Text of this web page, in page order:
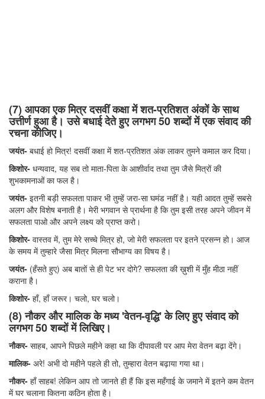
(7) आपका एक मित्र दसवीं कक्षा में शत-प्रतिशत अंकों के साथ
उत्तीर्ण हुआ है। उसे बधाई देते हुए लगभग 50 शब्दों में एक संवाद की
रचना कीजिए।
जयंत- बधाई हो मित्र! दसवीं कक्षा में शत-प्रतिशत अंक लाकर तुमने कमाल कर दिया।
किशोर- धन्यवाद, यह सब तो माता-पिता के आशीर्वाद तथा तुम जैसे मित्रों की
शुभकामनाओं का फल है।
जयंत- इतनी बड़ी सफलता पाकर भी तुम्हें जरा-सा घमंड नहीं है। यही आदत तुम्हें सबसे
अलग और विशेष बनाती है। मेरी भगवान से प्रार्थना है कि तुम इसी तरह अपने जीवन में
सफलता पाओ और अपने लक्ष्य को प्राप्त करो।
किशोर- वास्तव में, तुम मेरे सच्चे मित्र हो, जो मेरी सफलता पर इतने प्रसन्न हो। आज
के समय में तुम्हारे जैसा मित्र मिलना सौभाग्य का विषय है।
जयंत- (हँसते हुए) अब बातों से ही पेट भर दोगे? सफलता की ख़ुशी में मुँह मीठा नहीं
कराना है।
किशोर- हाँ, हाँ जरूर। चलो, घर चलो।
(8) नौकर और मालिक के मध्य 'वेतन-वृद्धि' के लिए हुए संवाद को
लगभग 50 शब्दों में लिखिए।
नौकर- साहब, आपने पिछले महीने कहा था कि दीपावली पर आप मेरा वेतन बढ़ा देंगे।
मालिक- अरे! अभी दो महीने पहले ही तो, तुम्हारा वेतन बढ़ाया गया था।
नौकर- हाँ साहब! लेकिन आप तो जानते ही हैं कि इस महँगाई के जमाने में इतने कम वेतन
में घर चलाना कितना कठिन होता है।